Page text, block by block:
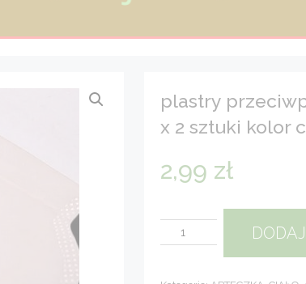
plastry
x 2 sztuki kolor
2,99 zł
ilość
PLASTRY
"sucha